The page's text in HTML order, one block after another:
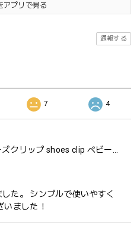
アプリで見る
通報する
7 4
た。 シンプルで使いやすく
ました！